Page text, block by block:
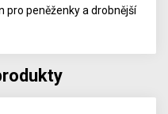
pro peněženky a drobnější